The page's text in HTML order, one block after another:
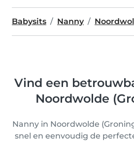
Babysits Nanny
Vind een
Noordwolde
Nanny in Noordwolde
snel en eenvoudig de